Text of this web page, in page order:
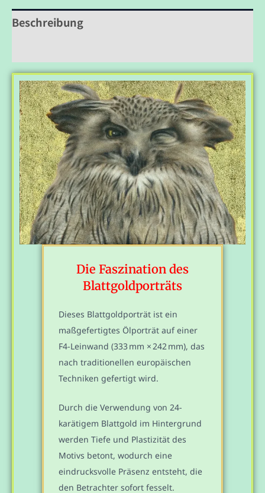
Beschreibung
Die Faszination des
Blattgoldporträts
Dieses Blattgoldporträt ist ein
maßgefertigtes Ölporträt auf einer
F4-Leinwand (333 mm × 242 mm), das
nach traditionellen europäischen
Techniken gefertigt wird.
Durch die Verwendung von 24-
karätigem Blattgold im Hintergrund
werden Tiefe und Plastizität des
Motivs betont, wodurch eine
eindrucksvolle Präsenz entsteht, die
den Betrachter sofort fesselt.